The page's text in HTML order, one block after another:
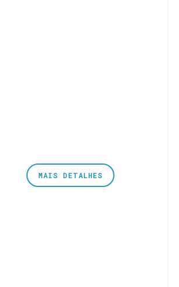
MAIS DETALHES